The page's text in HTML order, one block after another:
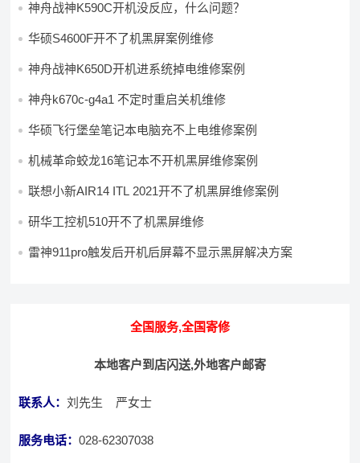
神舟战神K590C开机没反应，什么问题？
华硕S4600F开不了机黑屏案例维修
神舟战神K650D开机进系统掉电维修案例
神舟k670c-g4a1 不定时重启关机维修
华硕飞行堡垒笔记本电脑充不上电维修案例
机械革命蛟龙16笔记本不开机黑屏维修案例
联想小新AIR14 ITL 2021开不了机黑屏维修案例
研华工控机510开不了机黑屏维修
雷神911pro触发后开机后屏幕不显示黑屏解决方案
全国服务,全国寄修
本地客户到店闪送,外地客户邮寄
联系人：刘先生 严女士
服务电话：028-62307038